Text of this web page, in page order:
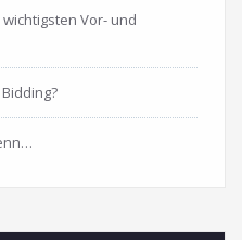
Vor- und